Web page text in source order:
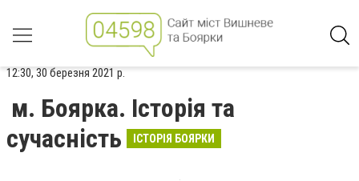
12:30, 30 березня 2021 р.
м. Боярка. Історія та
сучасність
ІСТОРІЯ БОЯРКИ